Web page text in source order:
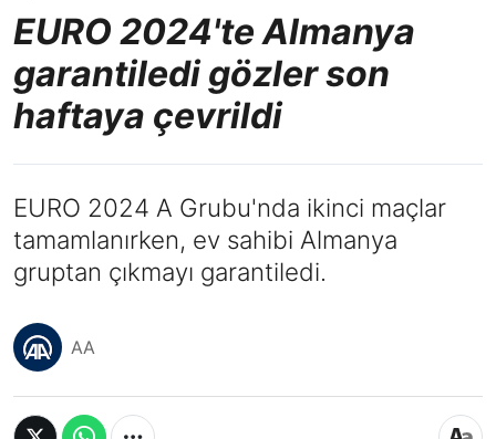
EURO 2024'te Almanya
garantiledi gözler son
haftaya çevrildi
EURO 2024 A Grubu'nda ikinci maçlar
tamamlanırken, ev sahibi Almanya
gruptan çıkmayı garantiledi.
AA